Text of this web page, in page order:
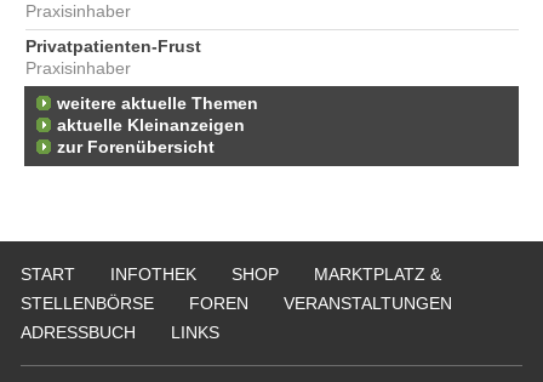
Praxisinhaber
Privatpatienten-Frust
Praxisinhaber
weitere aktuelle Themen
aktuelle Kleinanzeigen
zur Forenübersicht
START INFOTHEK SHOP
MARKTPLATZ &
STELLENBÖRSE
FOREN
VERANSTALTUNGEN
ADRESSBUCH
LINKS